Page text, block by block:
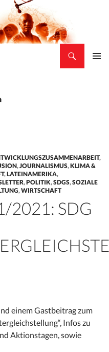
,
,JOURNALISMUS,KLIMA &
,LATEINAMERIKA,
,POLITIK,SDGS,SOZIALE
,WIRTSCHAFT
2021: SDG
einem Gastbeitrag zum
Infos zu
Aktionstagen, sowie